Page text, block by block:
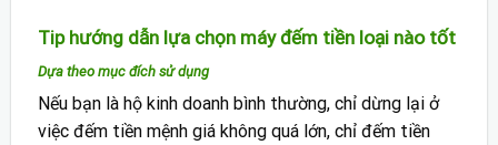
Tip hướng dẫn lựa chọn máy đếm tiền loại nào tốt
Dựa theo mục đích sử dụng
Nếu bạn là hộ kinh doanh bình thường, chỉ dừng lại ở
việc đếm tiền mệnh giá không quá lớn, chỉ đếm tiền